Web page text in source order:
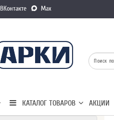
ВКонтакте Max
КАТАЛОГ ТОВАРОВ АКЦИИ